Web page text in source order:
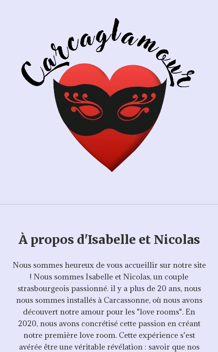
À propos d'Isabelle et Nicolas
Nous sommes heureux de vous accueillir sur notre site
! Nous sommes Isabelle et Nicolas, un couple
strasbourgeois passionné. il y a plus de 20 ans, nous
nous sommes installés à Carcassonne, où nous avons
découvert notre amour pour les "love rooms". En
2020, nous avons concrétisé cette passion en créant
notre première love room. Cette expérience s'est
avérée être une véritable révélation : savoir que nos